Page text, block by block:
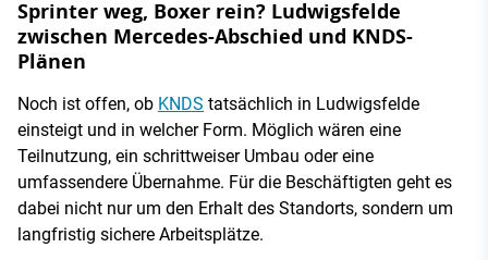
Sprinter weg, Boxer rein? Ludwigsfelde
zwischen Mercedes-Abschied und KNDS-
Plänen
Noch ist offen, ob KNDS tatsächlich in Ludwigsfelde
einsteigt und in welcher Form. Möglich wären eine
Teilnutzung, ein schrittweiser Umbau oder eine
umfassendere Übernahme. Für die Beschäftigten geht es
dabei nicht nur um den Erhalt des Standorts, sondern um
langfristig sichere Arbeitsplätze.